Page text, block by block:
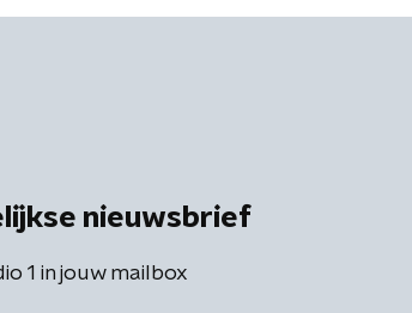
nieuwsbrief
1 in jouw mailbox